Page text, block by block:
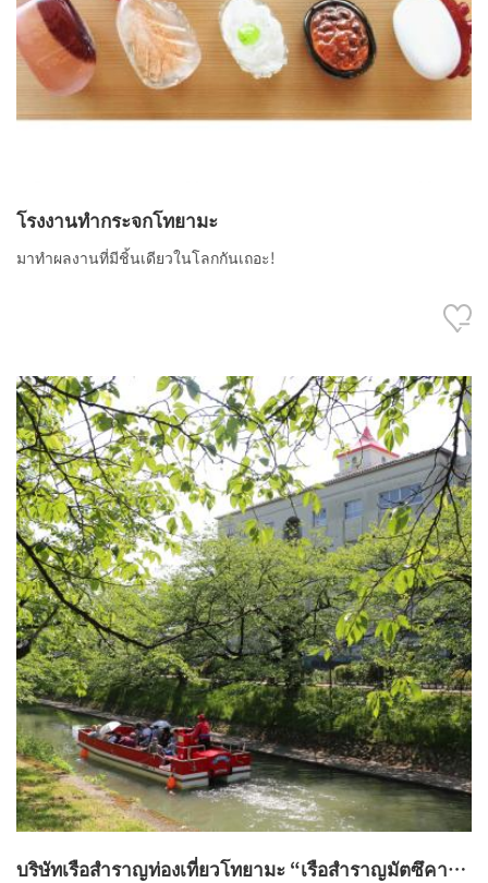
โรงงานทำกระจกโทยามะ
มาทำผลงานที่มีชิ้นเดียวในโลกกันเถอะ!
บริษัทเรือสำราญท่องเที่ยวโทยามะ “เรือสำราญมัตซึคาวะ